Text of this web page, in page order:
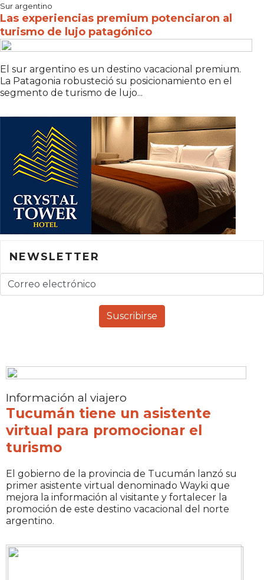
Sur argentino
Las experiencias premium potenciaron al
turismo de lujo patagónico
El sur argentino es un destino vacacional premium.
La Patagonia robusteció su posicionamiento en el
segmento de turismo de lujo...
NEWSLETTER
Información al viajero
Tucumán tiene un asistente
virtual para promocionar el
turismo
El gobierno de la provincia de Tucumán lanzó su
primer asistente virtual denominado Wayki que
mejora la información al visitante y fortalecer la
promoción de este destino vacacional del norte
argentino.